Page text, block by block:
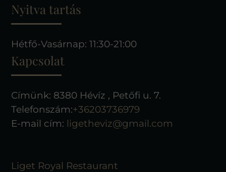
Nyitva tartás
Hétfő-Vasárnap: 11:30-21:00
Kapcsolat
Címünk: 8380 Hévíz , Petőfi u. 7.
Telefonszám:+36203736979
E-mail cím: ligetheviz@gmail.com
Liget Royal Restaurant